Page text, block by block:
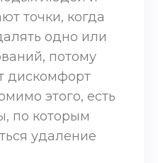
точки, когда
одно или
потому
дискомфорт
этого, есть
по которым
удаление